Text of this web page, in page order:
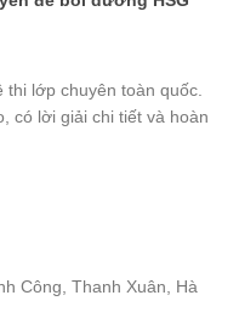
thi lớp chuyên toàn quốc.
có lời giải chi tiết và hoàn
Công, Thanh Xuân, Hà